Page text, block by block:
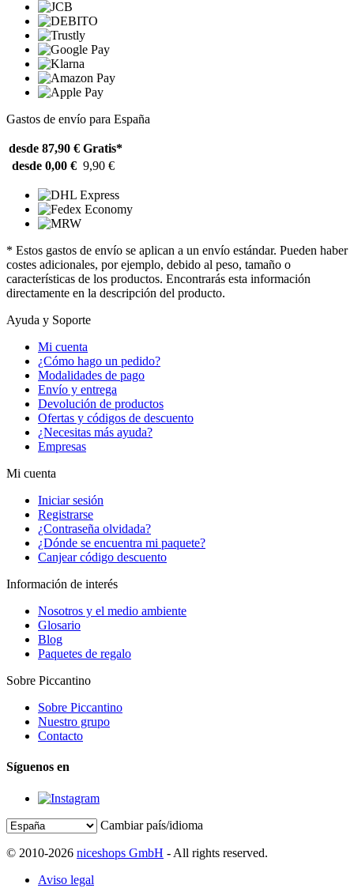
Gastos de envío para España
desde 87,90 € Gratis*
desde 0,00 € 9,90 €
* Estos gastos de envío se aplican a un envío estándar. Pueden haber
costes adicionales, por ejemplo, debido al peso, tamaño o
características de los productos. Encontrarás esta información
directamente en la descripción del producto.
Ayuda y Soporte
Mi cuenta
¿Cómo hago un pedido?
Modalidades de pago
Envío y entrega
Devolución de productos
Ofertas y códigos de descuento
¿Necesitas más ayuda?
Empresas
Mi cuenta
Iniciar sesión
Registrarse
¿Contraseña olvidada?
¿Dónde se encuentra mi paquete?
Canjear código descuento
Información de interés
Nosotros y el medio ambiente
Glosario
Blog
Paquetes de regalo
Sobre Piccantino
Sobre Piccantino
Nuestro grupo
Contacto
Síguenos en
Cambiar país/idioma
© 2010-2026 niceshops GmbH - All rights reserved.
Aviso legal